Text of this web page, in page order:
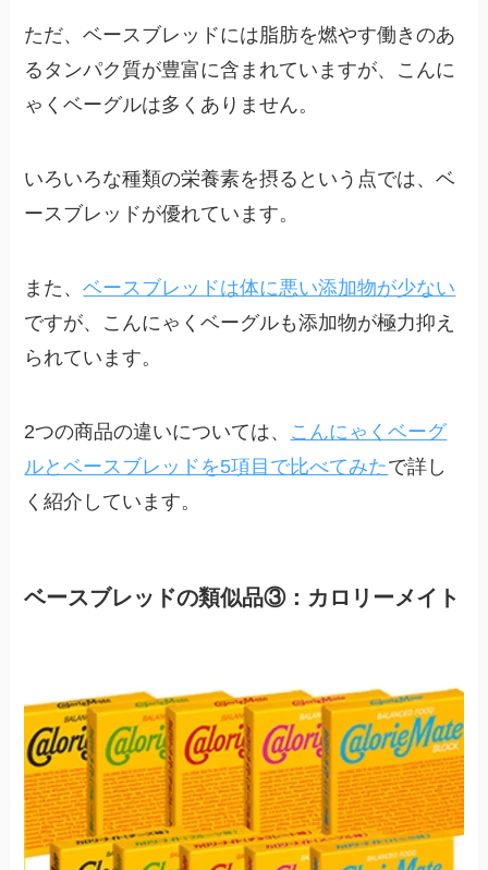
ただ、ベースブレッドには脂肪を燃やす働きのあ
るタンパク質が豊富に含まれていますが、こんに
ゃくベーグルは多くありません。
いろいろな種類の栄養素を摂るという点では、ベ
ースブレッドが優れています。
また、ベースブレッドは体に悪い添加物が少ない
ですが、こんにゃくベーグルも添加物が極力抑え
られています。
2つの商品の違いについては、 こんにゃくベーグ
ルとベースブレッドを5項目で比べてみたで詳し
く紹介しています。
ベースブレッドの類似品③：カロリーメイト